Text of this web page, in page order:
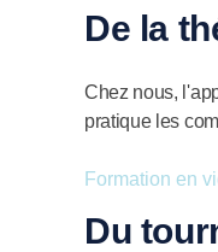
De la
Chez nous,
pratique les
Formation en
Du